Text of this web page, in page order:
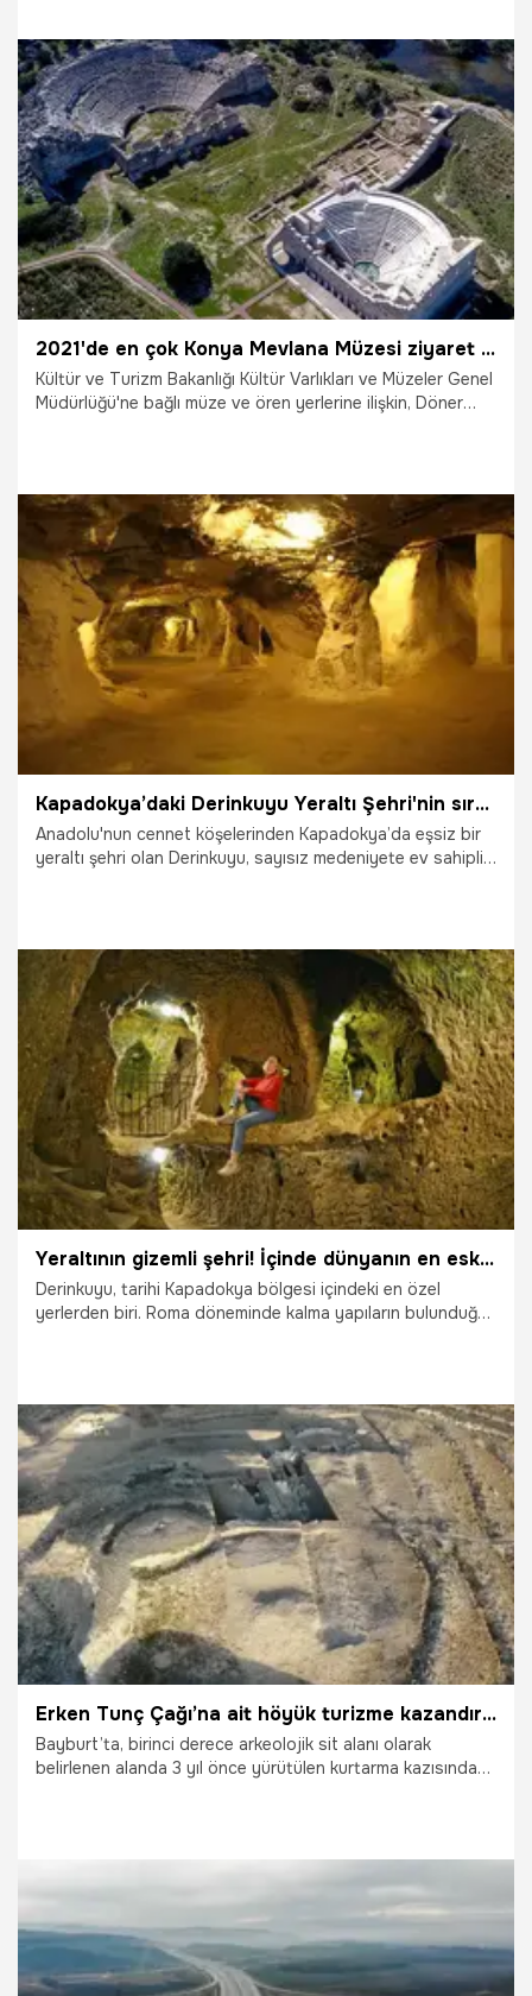
bilimci profesör Valery Solovey ise flaş bir iddia ortaya
attı. Solovey, Rusya Devlet Başkanı Vladimir Putin'in aile
üyelerini Sibirya'daki bir 'yeraltı şehrinde' sakladığını ileri
sürdü.
1.03.2022 Dünya
2021'de en çok Konya Mevlana Müzesi ziyaret edildi
Kültür ve Turizm Bakanlığı Kültür Varlıkları ve Müzeler Genel
Müdürlüğü'ne bağlı müze ve ören yerlerine ilişkin, Döner
sırada Konya Mevlana Müzesi yer aldı.
17.01.2022 Kültür Sanat
Kapadokya’daki Derinkuyu Yeraltı Şehri'nin sırrı çözüldü! Derinliklerindeki büyük sürpriz...
Anadolu'nun cennet köşelerinden Kapadokya’da eşsiz bir
yeraltı şehri olan Derinkuyu, sayısız medeniyete ev sahipliği
15.12.2021 Gündem
Yeraltının gizemli şehri! İçinde dünyanın en eski akıl hastanesi de var
Derinkuyu, tarihi Kapadokya bölgesi içindeki en özel
yerlerden biri. Roma döneminde kalma yapıların bulunduğu
yabancı turistlerin ilgi odağı. İşte bu tarihi rota hakkında
bilmeniz gerekenler.
2.04.2021 Yaşam
Erken Tunç Çağı’na ait höyük turizme kazandırılacak
Bayburt’ta, birinci derece arkeolojik sit alanı olarak
belirlenen alanda 3 yıl önce yürütülen kurtarma kazısında
15.02.2021 Kültür Sanat